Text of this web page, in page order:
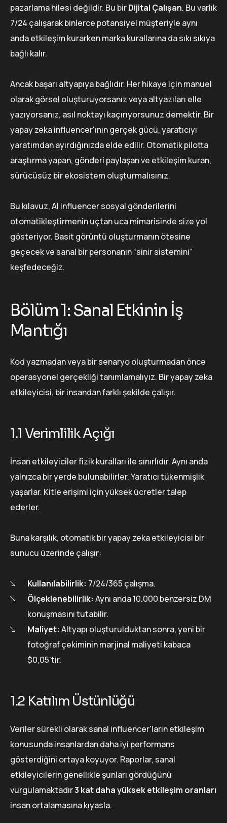
pazarlama hilesi değildir. Bu birDijital Çalışan. Bu varlık
7/24 çalışarak binlerce potansiyel müşteriyle aynı
anda etkileşim kurarken marka kurallarına da sıkı sıkıya
bağlı kalır.
Ancak başarı altyapıya bağlıdır. Her hikaye için manuel
olarak görsel oluşturuyorsanız veya altyazıları elle
yazıyorsanız, asıl noktayı kaçırıyorsunuz demektir. Bir
yapay zeka influencer'ının gerçek gücü, yaratıcıyı
yaratımdan ayırdığınızda elde edilir. Otomatik pilotta
araştırma yapan, gönderi paylaşan ve etkileşim kuran,
sürücüsüz bir ekosistem oluşturmalısınız.
Bu kılavuz, AI influencer sosyal gönderilerini
otomatikleştirmenin uçtan uca mimarisinde size yol
gösteriyor. Basit görüntü oluşturmanın ötesine
geçecek ve sanal bir personanın “sinir sistemini”
keşfedeceğiz.
Bölüm 1: Sanal Etkinin İş
Mantığı
Kod yazmadan veya bir senaryo oluşturmadan önce
operasyonel gerçekliği tanımlamalıyız. Bir yapay zeka
etkileyicisi, bir insandan farklı şekilde çalışır.
1.1 Verimlilik Açığı
İnsan etkileyiciler fizik kuralları ile sınırlıdır. Aynı anda
yalnızca bir yerde bulunabilirler. Yaratıcı tükenmişlik
yaşarlar. Kitle erişimi için yüksek ücretler talep
ederler.
Buna karşılık, otomatik bir yapay zeka etkileyicisi bir
sunucu üzerinde çalışır:
Kullanılabilirlik: 7/24/365 çalışma.
Ölçeklenebilirlik: Aynı anda 10.000 benzersiz DM
konuşmasını tutabilir.
Maliyet: Altyapı oluşturulduktan sonra, yeni bir
fotoğraf çekiminin marjinal maliyeti kabaca
$0,05'tir.
1.2 Katılım Üstünlüğü
Veriler sürekli olarak sanal influencer'ların etkileşim
konusunda insanlardan daha iyi performans
gösterdiğini ortaya koyuyor. Raporlar, sanal
etkileyicilerin genellikle şunları gördüğünü
vurgulamaktadır3 kat daha yüksek etkileşim oranları
insan ortalamasına kıyasla.